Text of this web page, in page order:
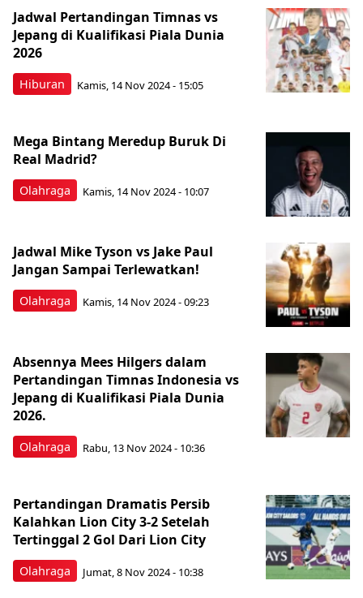
Hiburan
Jadwal Pertandingan Timnas vs
Jepang di Kualifikasi Piala Dunia
2026
Kamis, 14 Nov 2024 - 15:05
Olahraga
Mega Bintang Meredup Buruk Di
Real Madrid?
Kamis, 14 Nov 2024 - 10:07
Olahraga
Jadwal Mike Tyson vs Jake Paul
Jangan Sampai Terlewatkan!
Kamis, 14 Nov 2024 - 09:23
Olahraga
Absennya Mees Hilgers dalam
Pertandingan Timnas Indonesia vs
Jepang di Kualifikasi Piala Dunia
2026.
Rabu, 13 Nov 2024 - 10:36
Olahraga
Pertandingan Dramatis Persib
Kalahkan Lion City 3-2 Setelah
Tertinggal 2 Gol Dari Lion City
Jumat, 8 Nov 2024 - 10:38